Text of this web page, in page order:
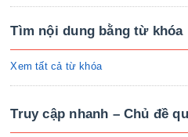
Tìm nội dung bằng từ khóa
Xem tất cả từ khóa
Truy cập nhanh – Chủ đề